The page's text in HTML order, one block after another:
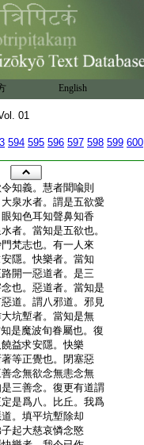
English
01
594 595 596 597 598 599 600
知義。慧者聞喩則
泉水者。謂是五欲愛
知色耳知聲鼻知香
者。當知是五欲也。
梵志也。有一人來
隱。快樂者。當知
開一惡道者。是三
也。惡道者。當知是
道。謂八邪道。邪見
坑塹者。當知是無
是魔波旬眷屬也。復
益求安隱。快樂
等正覺也。閉塞惡
念無欲念無恚念無
三善念。復更有道謂
是爲八。比丘。我爲
。填平坑塹除却
起大慈哀憐念愍